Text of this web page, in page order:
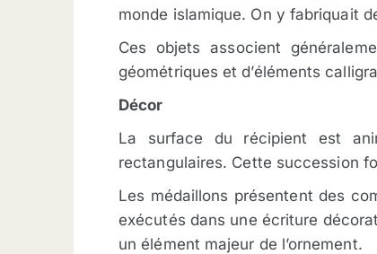
monde islamique. On y fabriquait
Ces objets associent
géométriques et d’éléments
Décor
La surface du récipient est
rectangulaires. Cette succession
Les médaillons présentent des
exécutés dans une écriture
un élément majeur de l’ornement.